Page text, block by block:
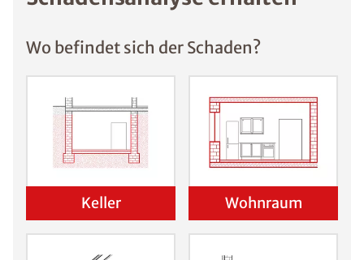
Wo befindet sich der Schaden?
Keller Wohnraum